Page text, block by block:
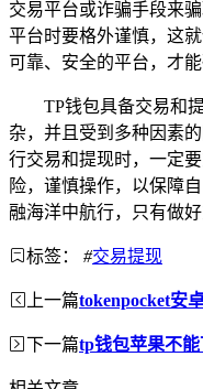
交易平台或诈骗手段来
平台时要格外谨慎，这
可靠、安全的平台，才
TP钱包具备交易和
杂，并且受到多种因素
行交易和提现时，一定
险，谨慎操作，以保障
融海洋中航行，只有做
标签： #交易提现
上一篇tokenpocket安
下一篇tp钱包苹果不